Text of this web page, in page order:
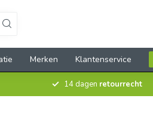
Merken Klantenservice
14 dagen retourrecht